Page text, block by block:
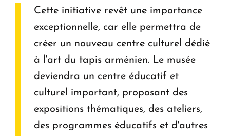
Cette initiative revêt une importance
exceptionnelle, car elle permettra de
créer un nouveau centre culturel dédié
à l'art du tapis arménien. Le musée
deviendra un centre éducatif et
culturel important, proposant des
expositions thématiques, des ateliers,
des programmes éducatifs et d'autres